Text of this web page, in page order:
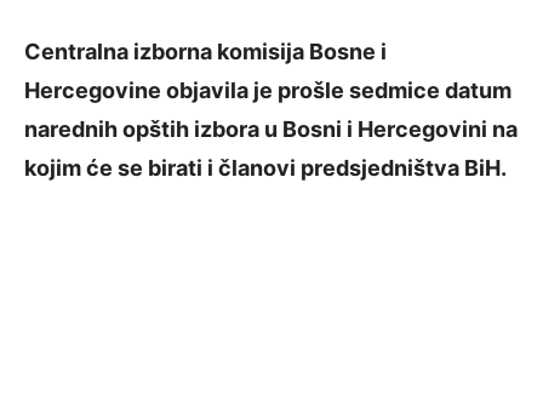
Centralna izborna komisija Bosne i
Hercegovine objavila je prošle sedmice datum
narednih opštih izbora u Bosni i Hercegovini na
kojim će se birati i članovi predsjedništva BiH.